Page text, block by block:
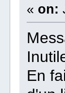
« on:
En